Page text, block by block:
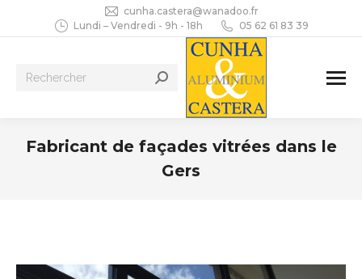
cunha.castera@wanadoo.fr
Lundi – Vendredi - 9h - 18h
05 62 61 83 39
Recherche
Fabricant de façades vitrées dans le
Gers